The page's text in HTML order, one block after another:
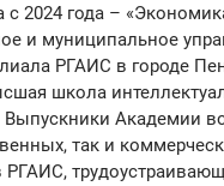
с 2024 года –
и муниципальное
РГАИС в городе
школа
Выпускники Академии
так и
РГАИС,